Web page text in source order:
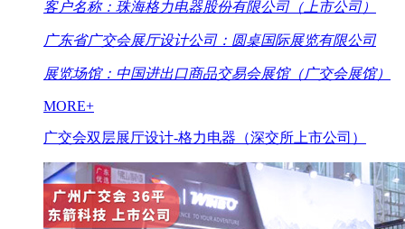
客户名称：珠海格力电器股份有限公司（上市公司）
广东省广交会展厅设计公司：圆桌国际展览有限公司
展览场馆：中国进出口商品交易会展馆（广交会展馆）
MORE+
广交会双层展厅设计-格力电器（深交所上市公司）